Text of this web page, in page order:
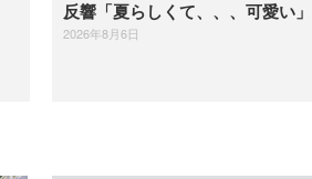
反響「夏らしくて、、、可愛い」
2026年8月6日